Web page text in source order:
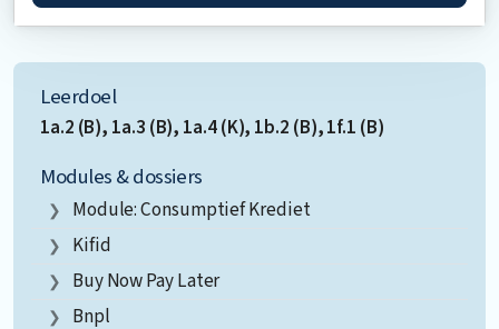
Leerdoel
1a.2 (B), 1a.3 (B), 1a.4 (K), 1b.2 (B), 1f.1 (B)
Modules & dossiers
Module: Consumptief Krediet
Kifid
Buy Now Pay Later
Bnpl